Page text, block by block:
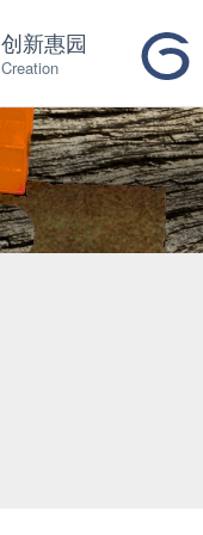
创新惠园
Creation